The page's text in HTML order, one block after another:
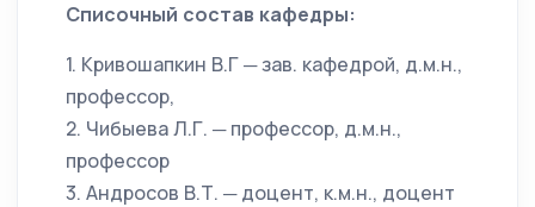
Списочный состав кафедры:
1. Кривошапкин В.Г ─ зав. кафедрой, д.м.н.,
профессор,
2. Чибыева Л.Г. ─ профессор, д.м.н.,
профессор
3. Андросов В.Т. ─ доцент, к.м.н., доцент